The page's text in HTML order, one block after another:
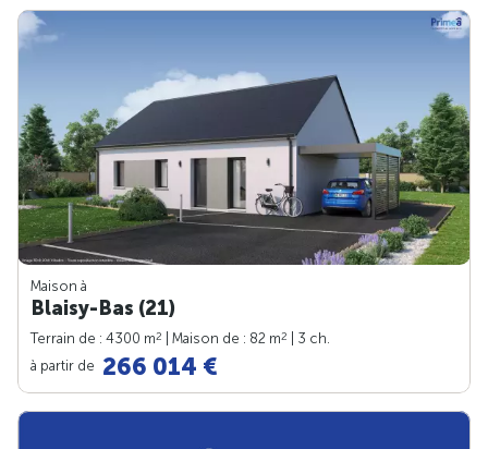
Maison à
Blaisy-Bas (21)
Terrain de : 4300 m2 | Maison de : 82 m2
| 3 ch.
à partir de 266 014 €